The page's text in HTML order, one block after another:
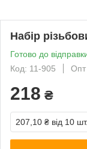
Набір
Готово до
Код: 11-905
Опт
218 ₴
207,10 ₴ від 10 шт.